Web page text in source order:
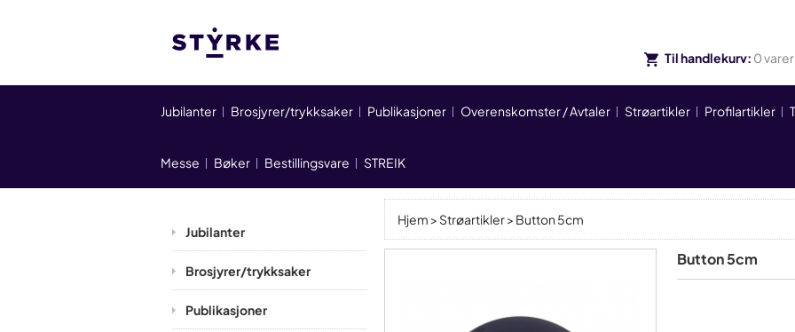
Til handlekurv: 0varer
Jubilanter Brosjyrer/trykksaker Publikasjoner Overenskomster / Avtaler Strøartikler Profilartikler
Messe Bøker Bestillingsvare STREIK
Jubilanter
Brosjyrer/trykksaker
Publikasjoner
Hjem > Strøartikler> Button 5cm
Button 5cm